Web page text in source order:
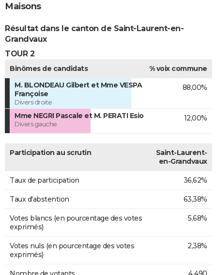
Maisons
Résultat dans le canton de Saint-Laurent-en-
Grandvaux
TOUR 2
Binômes de candidats
% voix commune
M. BLONDEAU Gilbert et Mme VESPA
Françoise
Divers droite
88,00%
Mme NEGRI Pascale et M. PERATI Esio
Divers gauche
12,00%
Participation au scrutin
Saint-Laurent-
en-Grandvaux
Taux de participation 36,62%
Taux d'abstention 63,38%
Votes blancs (en pourcentage des votes
exprimés)
5,68%
Votes nuls (en pourcentage des votes
exprimés)
2,38%